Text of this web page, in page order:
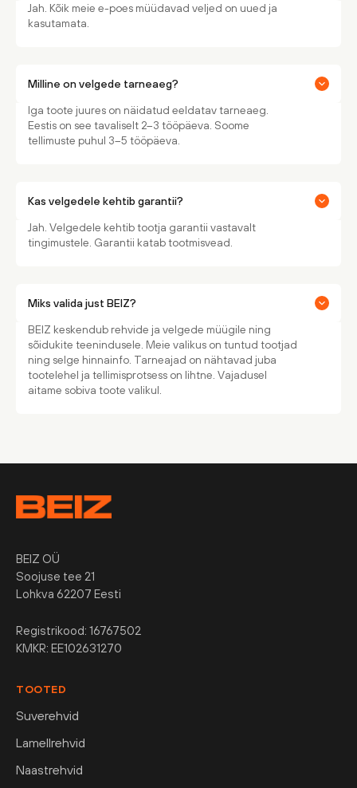
Jah. Kõik meie e-poes müüdavad veljed on uued ja
kasutamata.
Milline on velgede tarneaeg?
Iga toote juures on näidatud eeldatav tarneaeg.
Eestis on see tavaliselt 2–3 tööpäeva. Soome
tellimuste puhul 3–5 tööpäeva.
Kas velgedele kehtib garantii?
Jah. Velgedele kehtib tootja garantii vastavalt
tingimustele. Garantii katab tootmisvead.
Miks valida just BEIZ?
BEIZ keskendub rehvide ja velgede müügile ning
sõidukite teenindusele. Meie valikus on tuntud tootjad
ning selge hinnainfo. Tarneajad on nähtavad juba
tootelehel ja tellimisprotsess on lihtne. Vajadusel
aitame sobiva toote valikul.
BEIZ OÜ
Soojuse tee 21
Lohkva 62207 Eesti
Registrikood: 16767502
KMKR: EE102631270
TOOTED
Suverehvid
Lamellrehvid
Naastrehvid